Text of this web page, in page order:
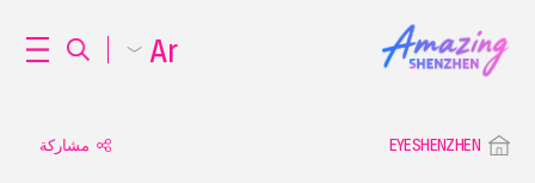
EYESHENZHEN مشاركة
Ar